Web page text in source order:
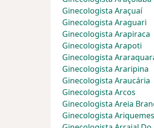
Ginecologista Araçuaí
Ginecologista Araguari
Ginecologista Arapiraca
Ginecologista Arapoti
Ginecologista
Ginecologista Araripina
Ginecologista Araucária
Ginecologista Arcos
Ginecologista Areia
Ginecologista Ariquemes